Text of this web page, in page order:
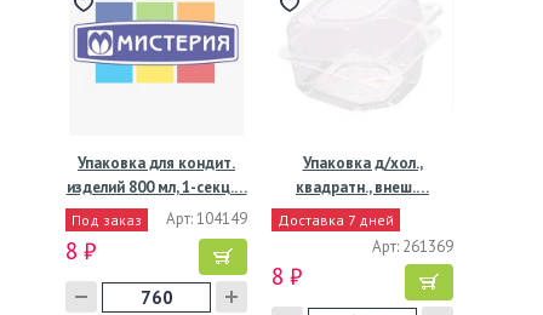
Упаковка для кондит.
изделий 800 мл, 1-секц.…
Под заказ Арт: 104149
8 ₽
Упаковка д/хол.,
квадратн., внеш.…
Доставка 7 дней
Арт: 261369
8 ₽